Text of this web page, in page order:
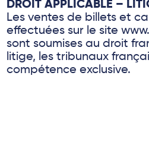
DROIT APPLICABLE –
Les ventes de billets et
effectuées sur le site
sont soumises au droit
litige, les tribunaux
compétence exclusive.